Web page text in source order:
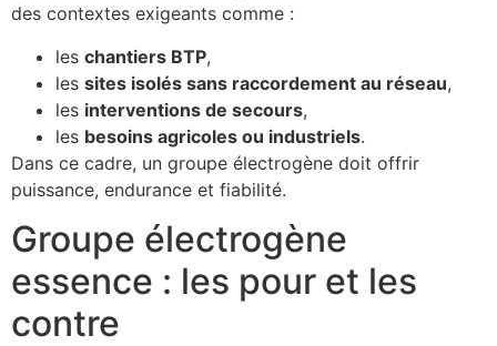
des contextes exigeants comme :
les chantiers BTP,
les sites isolés sans raccordement au réseau,
les interventions de secours,
les besoins agricoles ou industriels.
Dans ce cadre, un groupe électrogène doit offrir
puissance, endurance et fiabilité.
Groupe électrogène
essence : les pour et les
contre